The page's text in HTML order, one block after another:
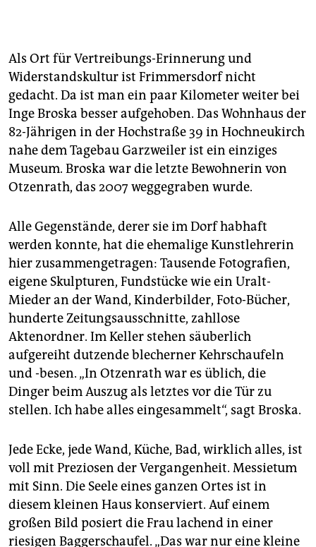
natürlich ein Pfund. Um die ganze Geschichte in den
Blick zu bekommen, empfiehlt sich der auch digitale
Besuch im Hausmuseum von Inge Broskain
Hochneukirch.
Hindernisse auf dem Weg
Transformation dauert. Gerade eben begannen im
Kraftwerk Frimmersdorf erst die Rückbauarbeiten.
Als Ort für Vertreibungs-Erinnerung und
Widerstandskultur ist Frimmersdorf nicht
gedacht. Da ist man ein paar Kilometer weiter bei
Inge Broska besser aufgehoben. Das Wohnhaus der
82-Jährigen in der Hochstraße 39 in Hochneukirch
nahe dem Tagebau Garzweiler ist ein einziges
Museum. Broska war die letzte Bewohnerin von
Otzenrath, das 2007 weggegraben wurde.
Alle Gegenstände, derer sie im Dorf habhaft
werden konnte, hat die ehemalige Kunstlehrerin
hier zusammengetragen: Tausende Fotografien,
eigene Skulpturen, Fundstücke wie ein Uralt-
Mieder an der Wand, Kinderbilder, Foto-Bücher,
hunderte Zeitungsausschnitte, zahllose
Aktenordner. Im Keller stehen säuberlich
aufgereiht dutzende blecherner Kehrschaufeln
und -besen. „In Otzenrath war es üblich, die
Dinger beim Auszug als letztes vor die Tür zu
stellen. Ich habe alles eingesammelt“, sagt Broska.
Jede Ecke, jede Wand, Küche, Bad, wirklich alles, ist
voll mit Preziosen der Vergangenheit. Messietum
mit Sinn. Die Seele eines ganzen Ortes ist in
diesem kleinen Haus konserviert. Auf einem
großen Bild posiert die Frau lachend in einer
riesigen Baggerschaufel. „Das war nur eine kleine